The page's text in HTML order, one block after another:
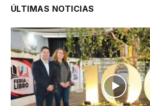
ÚLTIMAS NOTICIAS